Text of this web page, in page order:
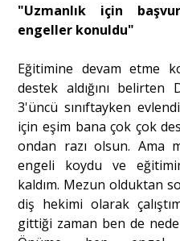
"Uzmanlık için
engeller konuldu"
Eğitimine devam etme
destek aldığını belirten
3'üncü sınıftayken
için eşim bana çok çok
ondan razı olsun. Ama
engeli koydu ve
kaldım. Mezun olduktan
diş hekimi olarak
gittiği zaman ben de